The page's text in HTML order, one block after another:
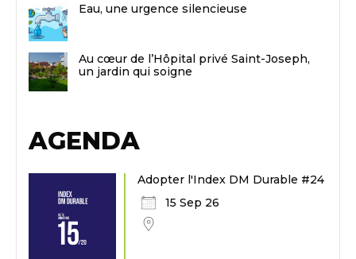
Eau, une urgence silencieuse
Au cœur de l’Hôpital privé Saint-Joseph,
un jardin qui soigne
AGENDA
Adopter l'Index DM Durable #24
15 Sep 26